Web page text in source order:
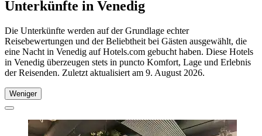
Unterkünfte in Venedig
Die Unterkünfte werden auf der Grundlage echter
Reisebewertungen und der Beliebtheit bei Gästen ausgewählt, die
eine Nacht in Venedig auf Hotels.com gebucht haben. Diese Hotels
in Venedig überzeugen stets in puncto Komfort, Lage und Erlebnis
der Reisenden. Zuletzt aktualisiert am 9. August 2026.
Weniger